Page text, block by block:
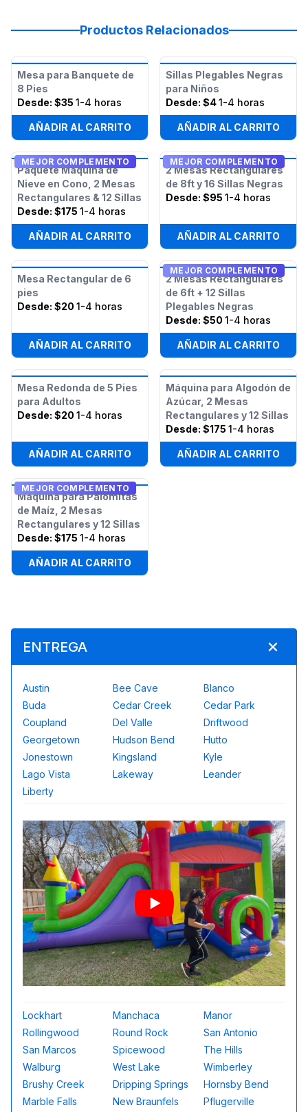
Productos Relacionados
Mesa para Banquete de
8 Pies
Desde: $35 1-4 horas
AÑADIR AL CARRITO
Sillas Plegables Negras
para Niños
Desde: $41-4 horas
AÑADIR AL CARRITO
MEJOR COMPLEMENTO
Paquete Máquina de
Nieve en Cono, 2 Mesas
Rectangulares & 12 Sillas
Desde: $175 1-4 horas
AÑADIR AL CARRITO
MEJOR COMPLEMENTO
2 Mesas Rectangulares
de 8ft y 16 Sillas Negras
Desde: $95 1-4 horas
AÑADIR AL CARRITO
Mesa Rectangular de 6
pies
Desde: $20 1-4 horas
AÑADIR AL CARRITO
MEJOR COMPLEMENTO
2 Mesas Rectangulares
de 6ft + 12 Sillas
Plegables Negras
Desde: $50 1-4 horas
AÑADIR AL CARRITO
Mesa Redonda de 5 Pies
para Adultos
Desde: $20 1-4 horas
AÑADIR AL CARRITO
Máquina para Algodón de
Azúcar, 2 Mesas
Rectangulares y 12 Sillas
Desde: $175 1-4 horas
AÑADIR AL CARRITO
MEJOR COMPLEMENTO
Máquina para Palomitas
de Maíz, 2 Mesas
Rectangulares y 12 Sillas
Desde: $175 1-4 horas
AÑADIR AL CARRITO
ENTREGA
Austin Bee Cave
Blanco
Buda
Cedar Creek
Cedar Park
Coupland
Del Valle
Driftwood
Georgetown
Hudson Bend
Hutto
Jonestown
Kingsland
Kyle
Lago Vista
Lakeway
Leander
Liberty
Lockhart Manchaca
Manor
Rollingwood
Round Rock
San Antonio
San Marcos
Spicewood
The Hills
Walburg
West Lake
Wimberley
Brushy Creek
Dripping Springs
Hornsby Bend
Marble Falls
New Braunfels
Pflugerville